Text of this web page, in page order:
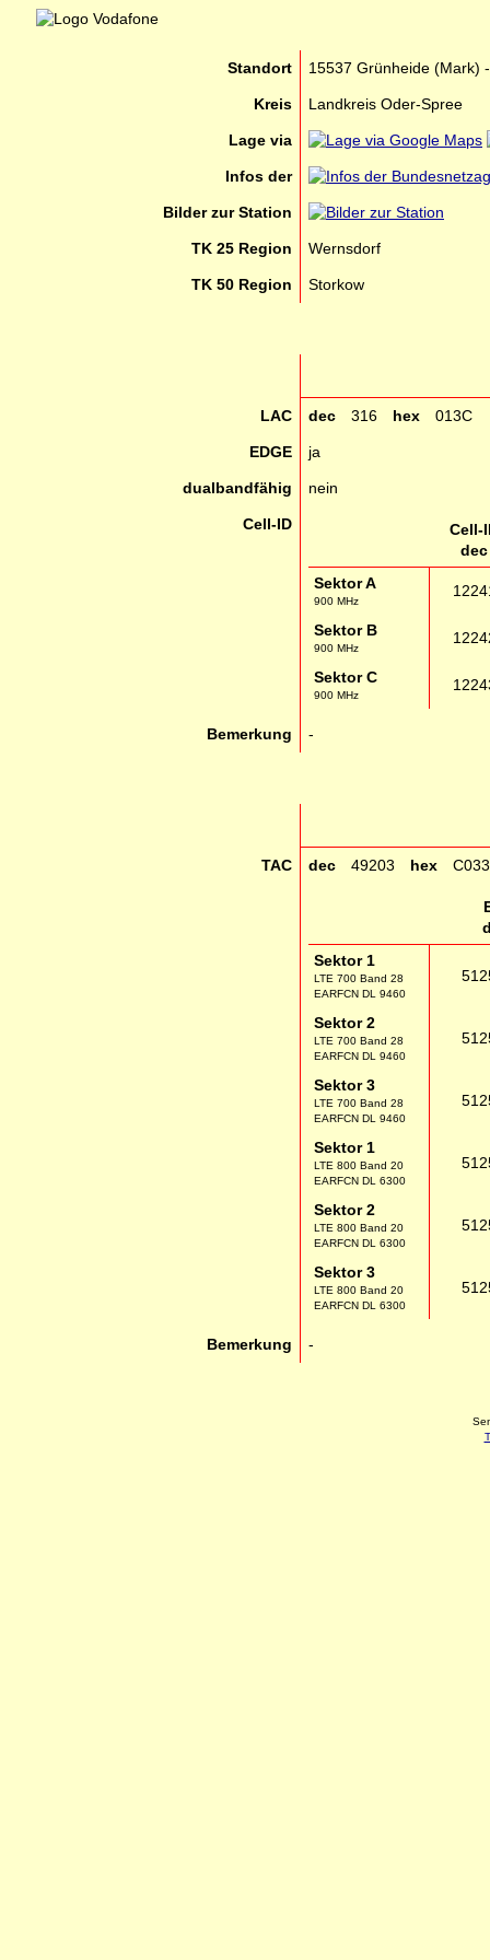
Standort 15537 Grünheide (Mark)
Kreis Landkreis Oder-Spree
Lage via
Infos der
Bilder zur Station
TK 25 Region Wernsdorf
TK 50 Region Storkow
LAC dec 316 hex 013C
EDGE ja
dualbandfähig nein
Cell-ID
Cell-
dec
Sektor A
900 MHz
Sektor B
900 MHz
Sektor C
900 MHz
Bemerkung -
TAC dec 49203 hex C033
Sektor 1
LTE 700 Band 28
EARFCN DL 9460
Sektor 2
LTE 700 Band 28
EARFCN DL 9460
Sektor 3
LTE 700 Band 28
EARFCN DL 9460
Sektor 1
LTE 800 Band 20
EARFCN DL 6300
Sektor 2
LTE 800 Band 20
EARFCN DL 6300
Sektor 3
LTE 800 Band 20
EARFCN DL 6300
Bemerkung -